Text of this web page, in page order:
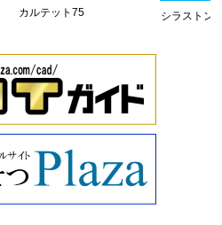
カルテット75 シラストン